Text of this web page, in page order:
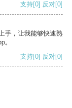
支持[0] 反对[0]
手，让我能够快速熟
。
支持[0] 反对[0]